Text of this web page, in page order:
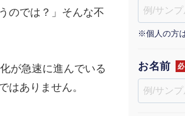
社内コンペ
クレーム窓口
営業改善特化
定額LINE運
定額制LP制作
採用YouTube
動画編集
エンジニア
広告運用
YouTubeディ
のでは？」そんな不
が急速に進んでいる
はありません。
※個人の方
お名前